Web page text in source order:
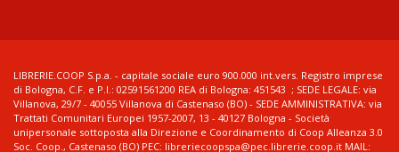
LIBRERIE.COOP S.p.a. - capitale sociale euro 900.000 int.vers. Registro imprese
di Bologna, C.F. e P.I.: 02591561200 REA di Bologna: 451543 ; SEDE LEGALE: via
Villanova, 29/7 - 40055 Villanova di Castenaso (BO) - SEDE AMMINISTRATIVA: via
Trattati Comunitari Europei 1957-2007, 13 - 40127 Bologna - Società
unipersonale sottoposta alla Direzione e Coordinamento di Coop Alleanza 3.0
Soc. Coop., Castenaso (BO) PEC: libreriecoopspa@pec.librerie.coop.it MAIL: